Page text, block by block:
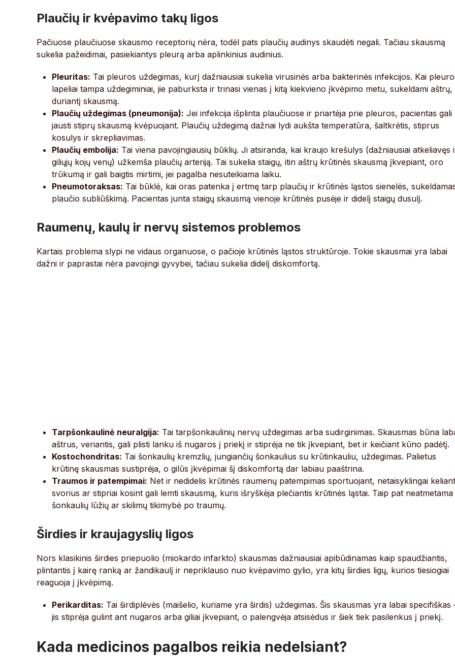
Plaučių ir kvėpavimo takų ligos
Pačiuose plaučiuose skausmo receptorių nėra, todėl pats plaučių audinys skaudėti negali. Tačiau skausmą
sukelia pažeidimai, pasiekiantys pleurą arba aplinkinius audinius.
Pleuritas: Tai pleuros uždegimas, kurį dažniausiai sukelia virusinės arba bakterinės infekcijos. Kai
lapeliai tampa uždegiminiai, jie paburksta ir trinasi vienas į kitą kiekvieno įkvėpimo metu, sukeldami aštrų,
duriantį skausmą.
Plaučių uždegimas (pneumonija): Jei infekcija išplinta plaučiuose ir priartėja prie pleuros, pacientas gali
jausti stiprų skausmą kvėpuojant. Plaučių uždegimą dažnai lydi aukšta temperatūra, šaltkrėtis, stiprus
kosulys ir skrepliavimas.
Plaučių embolija: Tai viena pavojingiausių būklių. Ji atsiranda, kai kraujo krešulys (dažniausiai atkeliavęs
giliųjų kojų venų) užkemša plaučių arteriją. Tai sukelia staigų, itin aštrų krūtinės skausmą įkvepiant, oro
trūkumą ir gali baigtis mirtimi, jei pagalba nesuteikiama laiku.
Pneumotoraksas: Tai būklė, kai oras patenka į ertmę tarp plaučių ir krūtinės ląstos sienelės,
plaučio subliūškimą. Pacientas junta staigų skausmą vienoje krūtinės pusėje ir didelį staigų dusulį.
Raumenų, kaulų ir nervų sistemos problemos
Kartais problema slypi ne vidaus organuose, o pačioje krūtinės ląstos struktūroje. Tokie skausmai yra labai
dažni ir paprastai nėra pavojingi gyvybei, tačiau sukelia didelį diskomfortą.
Tarpšonkaulinė neuralgija: Tai tarpšonkaulinių nervų uždegimas arba sudirginimas. Skausmas būna
aštrus, veriantis, gali plisti lanku iš nugaros į priekį ir stiprėja ne tik įkvepiant, bet ir keičiant kūno padėtį.
Kostochondritas: Tai šonkaulių kremzlių, jungiančių šonkaulius su krūtinkauliu, uždegimas. Palietus
krūtinę skausmas sustiprėja, o gilūs įkvėpimai šį diskomfortą dar labiau paaštrina.
Traumos ir patempimai: Net ir nedidelis krūtinės raumenų patempimas sportuojant, netaisyklingai keliant
svorius ar stipriai kosint gali lemti skausmą, kuris išryškėja plečiantis krūtinės ląstai. Taip pat neatmetama
šonkaulių lūžių ar skilimų tikimybė po traumų.
Širdies ir kraujagyslių ligos
Nors klasikinis širdies priepuolio (miokardo infarkto) skausmas dažniausiai apibūdinamas kaip spaudžiantis,
plintantis į kairę ranką ar žandikaulį ir nepriklauso nuo kvėpavimo gylio, yra kitų širdies ligų, kurios tiesiogiai
reaguoja į įkvėpimą.
Perikarditas: Tai širdiplėvės (maišelio, kuriame yra širdis) uždegimas. Šis skausmas yra labai specifiškas
jis stiprėja gulint ant nugaros arba giliai įkvepiant, o palengvėja atsisėdus ir šiek tiek pasilenkus į priekį.
Kada medicinos pagalbos reikia nedelsiant?